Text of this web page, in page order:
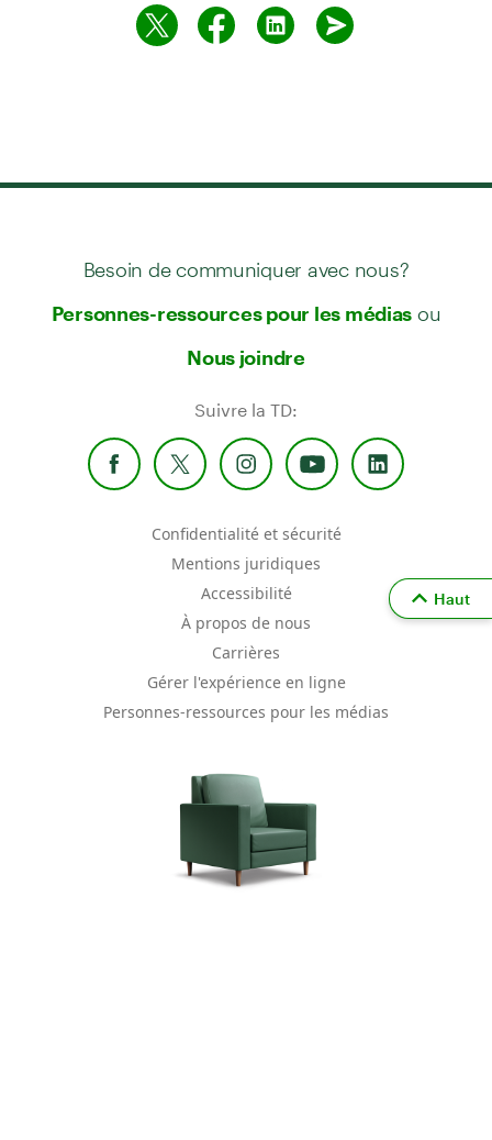
Besoin de communiquer avec nous?
Personnes-ressources pour les médias ou
Nous joindre
Suivre la TD:
Confidentialité et sécurité
Mentions juridiques
Accessibilité
À propos de nous
Carrières
Gérer l'expérience en ligne
Personnes-ressources pour les médias
Haut